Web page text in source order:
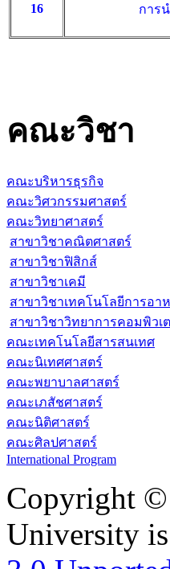
16 การ
คณะวิชา
คณะบริหารธุรกิจ
คณะวิศวกรรมศาสตร์
คณะวิทยาศาสตร์
สาขาวิชาคณิตศาสตร์
สาขาวิชาฟิสิกส์
สาขาวิชาเคมี
สาขาวิชาเทคโนโลยีการอา
สาขาวิชาวิทยาการคอมพิวเ
คณะเทคโนโลยีสารสนเทศ
คณะนิเทศศาสตร์
คณะพยาบาลศาสตร์
คณะเภสัชศาสตร์
คณะนิติศาสตร์
คณะศิลปศาสตร์
International Program
Copyright ©
University